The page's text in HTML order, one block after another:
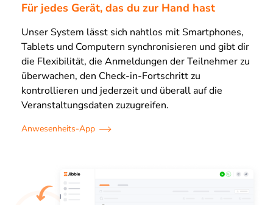
Für jedes Gerät, das du zur Hand hast
Unser System lässt sich nahtlos mit Smartphones,
Tablets und Computern synchronisieren und gibt dir
die Flexibilität, die Anmeldungen der Teilnehmer zu
überwachen, den Check-in-Fortschritt zu
kontrollieren und jederzeit und überall auf die
Veranstaltungsdaten zuzugreifen.
Anwesenheits-App